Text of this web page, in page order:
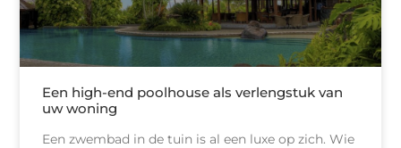
Een high-end poolhouse als verlengstuk van
uw woning
Een zwembad in de tuin is al een luxe op zich. Wie